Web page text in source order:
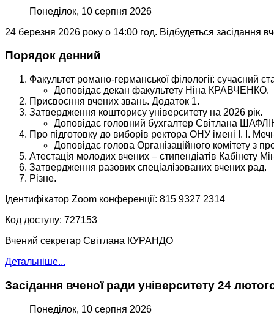
Понеділок, 10 серпня 2026
24 березня 2026 року о 14:00 год. Відбудеться засідання
Порядок денний
Факультет романо-германської філології: сучасний
Доповідає декан факультету Ніна КРАВЧЕНКО.
Присвоєння вчених звань. Додаток 1.
Затвердження кошторису університету на 2026 рік.
Доповідає головний бухгалтер Світлана
Про підготовку до виборів ректора ОНУ імені І. І.
Доповідає голова Організаційного комітету
Атестація молодих вчених – стипендіатів Кабінету
Затвердження разових спеціалізованих вчених рад.
Різне.
Ідентифікатор Zoom конференції: 815 9327 2314
Код доступу: 727153
Вчений секретар Світлана КУРАНДО
Детальніше...
Засідання вченої ради університету 24
Понеділок, 10 серпня 2026